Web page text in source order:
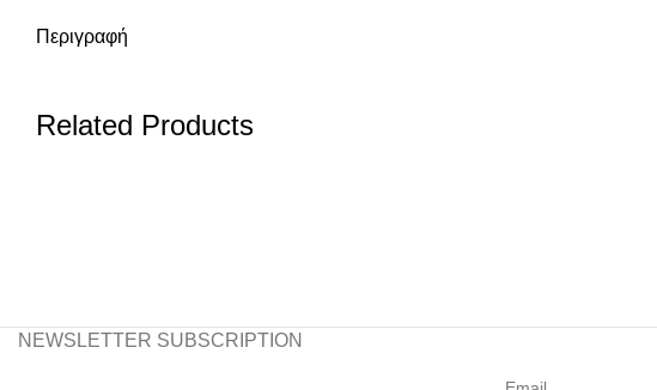
Περιγραφή
Related Products
NEWSLETTER SUBSCRIPTION